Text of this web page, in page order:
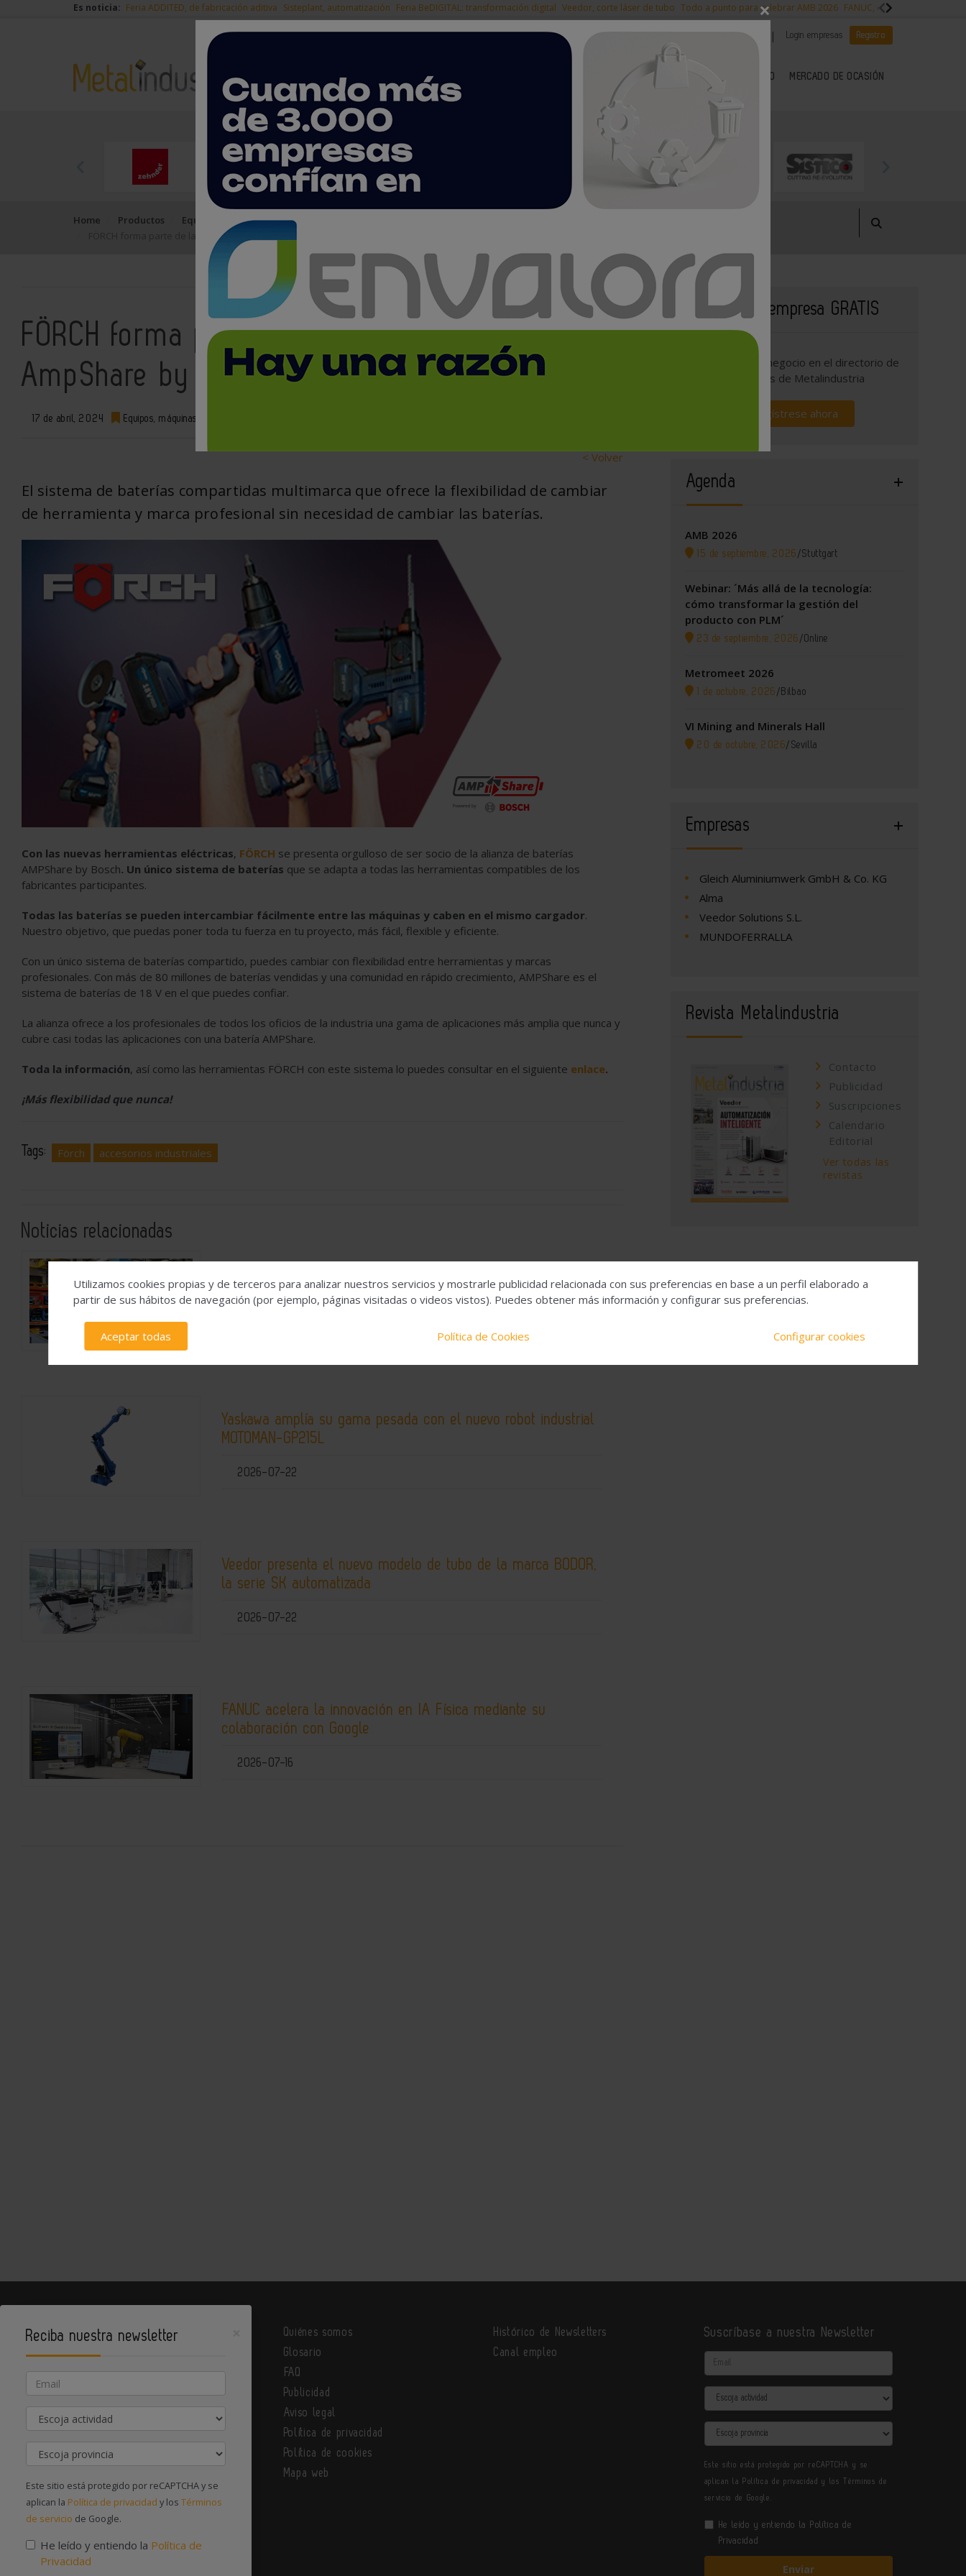
Es noticia: Feria ADDITED, de fabricación aditiva Sisteplant, automatización Feria BeDIGITAL: transformación digital Veedor, corte láser de tubo Todo a punto para celebrar AMB 2026 FANUC, colaboración con
| Es noticia | CANAL EMPLEO | Login empresas Registro
NOTICIAS PRODUCTOS EMPRESAS DEL SECTOR DEL METAL KIOSCO MERCADO DE OCASIÓN
Home Productos
Equipos, máquinas y herramientas
FÖRCH forma parte de la alianza de baterías AmpShare by BOSCH
FÖRCH forma parte de la alianza de baterías
AmpShare by BOSCH
17 de abril, 2024 Equipos, máquinas y herramientas
< Volver
El sistema de baterías compartidas multimarca que ofrece la flexibilidad de cambiar
de herramienta y marca profesional sin necesidad de cambiar las baterías.
Con las nuevas herramientas eléctricas, FÖRCH se presenta orgulloso de ser socio de la alianza de baterías
AMPShare by Bosch. Un único sistema de baterías que se adapta a todas las herramientas compatibles de los
fabricantes participantes.
Todas las baterías se pueden intercambiar fácilmente entre las máquinas y caben en el mismo cargador.
Nuestro objetivo, que puedas poner toda tu fuerza en tu proyecto, más fácil, flexible y eficiente.
Con un único sistema de baterías compartido, puedes cambiar con flexibilidad entre herramientas y marcas
profesionales. Con más de 80 millones de baterías vendidas y una comunidad en rápido crecimiento, AMPShare es el
sistema de baterías de 18 V en el que puedes confiar.
La alianza ofrece a los profesionales de todos los oficios de la industria una gama de aplicaciones más amplia que nunca y
cubre casi todas las aplicaciones con una batería AMPShare.
Toda la información, así como las herramientas FÖRCH con este sistema lo puedes consultar en el siguiente enlace.
¡Más flexibilidad que nunca!
Tags: Förch accesorios industriales
Noticias relacionadas
su nuevo centro de mecanizado BRX
Yaskawa amplía su gama pesada con el nuevo robot industrial
MOTOMAN-GP215L
2026-07-22
Veedor presenta el nuevo modelo de tubo de la marca BODOR,
la serie SK automatizada
2026-07-22
FANUC acelera la innovación en IA Física mediante su
colaboración con Google
2026-07-16
Publique su empresa GRATIS
Promocione su negocio en el directorio de
empresas de Metalindustria
Regístrese ahora
Agenda
AMB 2026
15 de septiembre, 2026 /Stuttgart
Webinar: ´Más allá de la tecnología:
cómo transformar la gestión del
producto con PLM´
23 de septiembre, 2026 /Online
Metromeet 2026
1 de octubre, 2026 / Bilbao
VI Mining and Minerals Hall
20 de octubre, 2026/ Sevilla
Empresas
Gleich Aluminiumwerk GmbH & Co. KG
Alma
Veedor Solutions S.L.
MUNDOFERRALLA
Revista Metalindustria
Contacto
Publicidad
Suscripciones
Calendario
Editorial
Ver todas las
revistas
Contacte con nosotros
Quiénes somos
Glosario
FAQ
Publicidad
Aviso legal
Política de privacidad
Política de cookies
Mapa web
Histórico de Newsletters
Canal empleo
Suscríbase a nuestra Newsletter
Email
Actividad
Provincia
Este sitio está protegido por reCAPTCHA y se
aplican la Política de privacidad y los Términos de
servicio de Google.
He leído y entiendo la Política de
Privacidad
Enviar
Utilizamos cookies propias y de terceros para analizar nuestros servicios y mostrarle publicidad relacionada con sus preferencias en base a un perfil elaborado a
partir de sus hábitos de navegación (por ejemplo, páginas visitadas o videos vistos). Puedes obtener más información y configurar sus preferencias.
Aceptar todas Política de Cookies Configurar cookies
×
Reciba nuestra newsletter
Email
Actividad
Provincia
Este sitio está protegido por reCAPTCHA y se
aplican la Política de privacidad y los Términos
de servicio de Google.
He leído y entiendo la Política de
Privacidad